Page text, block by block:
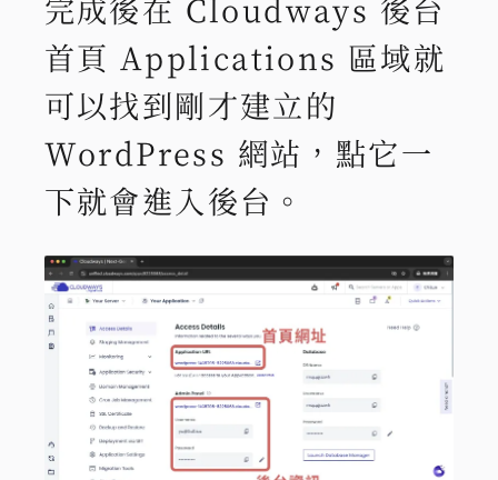
完成後在 Cloudways 後台
首頁 Applications 區域就
可以找到剛才建立的
WordPress 網站，點它一
下就會進入後台。